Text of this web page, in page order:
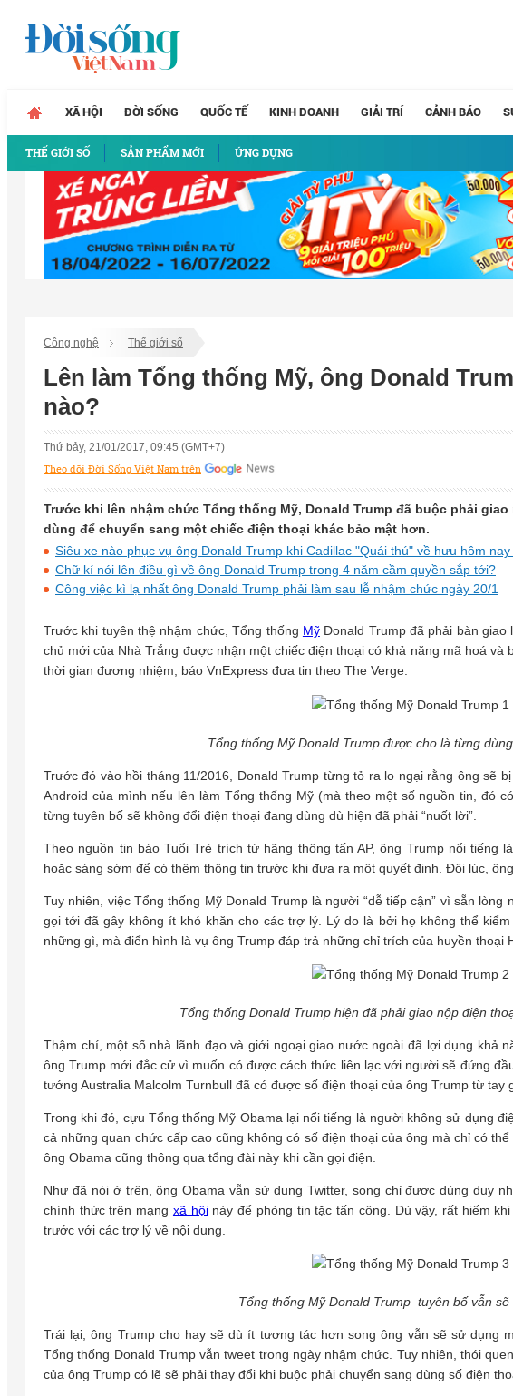
XÃ HỘI ĐỜI SỐNG QUỐC TẾ KINH DOANH GIẢI TRÍ CẢNH BÁO
THẾ GIỚI SỐ SẢN PHẨM MỚI ỨNG DỤNG
Công nghệ Thế giới số
Lên làm Tổng thống Mỹ, ông Donald
nào?
Thứ bảy, 21/01/2017, 09:45 (GMT+7)
Theo dõi Đời Sống Việt Nam trên
Trước khi lên nhậm chức Tổng thống Mỹ, Donald Trump đã buộc phải
dùng để chuyển sang một chiếc điện thoại khác bảo mật hơn.
Siêu xe nào phục vụ ông Donald Trump khi Cadillac "Quái thú" về hưu hôm
Chữ kí nói lên điều gì về ông Donald Trump trong 4 năm cầm quyền sắp tới?
Công việc kì lạ nhất ông Donald Trump phải làm sau lễ nhậm chức ngày 20/1
Trước khi tuyên thệ nhậm chức, Tổng thống MỹDonald Trump đã phải bàn giao
chủ mới của Nhà Trắng được nhận một chiếc điện thoại có khả năng mã hoá và
thời gian đương nhiệm, báo VnExpress đưa tin theo The Verge.
Tổng thống Mỹ Donald Trump được cho là từng
Trước đó vào hồi tháng 11/2016, Donald Trump từng tỏ ra lo ngại rằng ông sẽ
Android của mình nếu lên làm Tổng thống Mỹ (mà theo một số nguồn tin, đó
từng tuyên bố sẽ không đổi điện thoại đang dùng dù hiện đã phải “nuốt lời”.
Theo nguồn tin báo Tuổi Trẻ trích từ hãng thông tấn AP, ông Trump nổi tiếng
hoặc sáng sớm để có thêm thông tin trước khi đưa ra một quyết định. Đôi lúc,
Tuy nhiên, việc Tổng thống Mỹ Donald Trump là người “dễ tiếp cận” vì sẵn
gọi tới đã gây không ít khó khăn cho các trợ lý. Lý do là bởi họ không thể
những gì, mà điển hình là vụ ông Trump đáp trả những chỉ trích của huyền thoại
Tổng thống Donald Trump hiện đã phải giao nộp điện
Thậm chí, một số nhà lãnh đạo và giới ngoại giao nước ngoài đã lợi dụng khả
ông Trump mới đắc cử vì muốn có được cách thức liên lạc với người sẽ đứng
tướng Australia Malcolm Turnbull đã có được số điện thoại của ông Trump từ tay
Trong khi đó, cựu Tổng thống Mỹ Obama lại nổi tiếng là người không sử dụng
cả những quan chức cấp cao cũng không có số điện thoại của ông mà chỉ có
ông Obama cũng thông qua tổng đài này khi cần gọi điện.
Như đã nói ở trên, ông Obama vẫn sử dụng Twitter, song chỉ được dùng duy
chính thức trên mạng xã hộinày để phòng tin tặc tấn công. Dù vậy, rất hiếm
trước với các trợ lý về nội dung.
Tổng thống Mỹ Donald Trump tuyên bố vẫn sẽ
Trái lại, ông Trump cho hay sẽ dù ít tương tác hơn song ông vẫn sẽ sử dụng
Tổng thống Donald Trump vẫn tweet trong ngày nhậm chức. Tuy nhiên, thói
của ông Trump có lẽ sẽ phải thay đổi khi buộc phải chuyển sang dùng số điện